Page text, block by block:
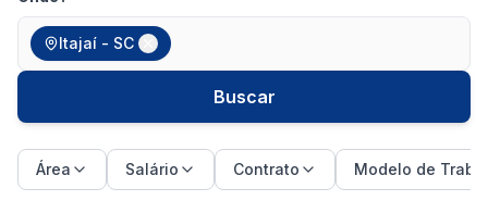
Itajaí - SC
Buscar
Área Salário Contrato Modelo de